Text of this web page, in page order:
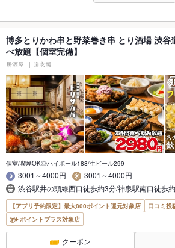
博多とりかわ串と野菜巻き串 とり酒場 渋谷
べ放題【個室完備】
居酒屋 道玄坂
個室/喫煙OK◎ハイボール188/生ビール299
3001～4000円
3001～4000円
渋谷駅井の頭線西口徒歩約3分/神泉駅南口徒歩
【アプリ予約限定】最大800ポイント還元対象店
口コミ投
ポイントプラス対象店
クーポン